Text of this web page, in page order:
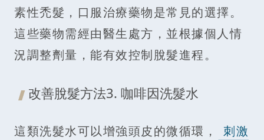
素性禿髮，口服治療藥物是常見的選擇。
這些藥物需經由醫生處方，並根據個人情
況調整劑量，能有效控制脫髮進程。
改善脫髮方法3. 咖啡因洗髮水
這類洗髮水可以增強頭皮的微循環，
刺激